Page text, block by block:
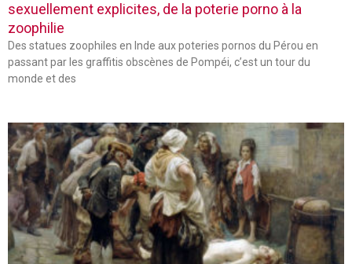
sexuellement explicites, de la poterie porno à la
zoophilie
Des statues zoophiles en Inde aux poteries pornos du Pérou en
passant par les graffitis obscènes de Pompéi, c’est un tour du
monde et des